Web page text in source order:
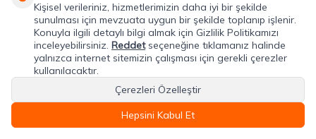
Uygulamalarımız
Adres & İletişim
Kişisel verileriniz, hizmetlerimizin daha iyi bir şekilde
sunulması için mevzuata uygun bir şekilde toplanıp işlenir.
Konuyla ilgili detaylı bilgi almak için Gizlilik Politikamızı
inceleyebilirsiniz. Reddetseçeneğine tıklamanız halinde
yalnızca internet sitemizin çalışması için gerekli çerezler
kullanılacaktır.
Çerezleri Özelleştir
Hepsini Kabul Et